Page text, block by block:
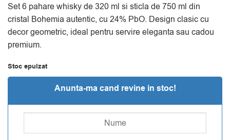
Set 6 pahare whisky de 320 ml si sticla de 750 ml din
cristal Bohemia autentic, cu 24% PbO. Design clasic cu
decor geometric, ideal pentru servire eleganta sau cadou
premium.
Stoc epuizat
Anunta-ma cand revine in stoc!